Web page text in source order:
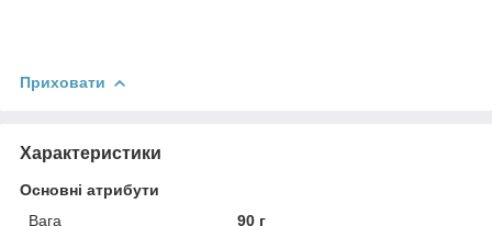
Приховати
Характеристики
Основні атрибути
Вага
90 г